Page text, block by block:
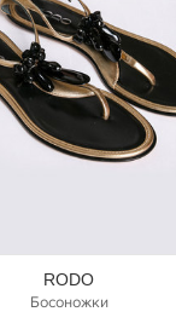
RODO
Босоножки